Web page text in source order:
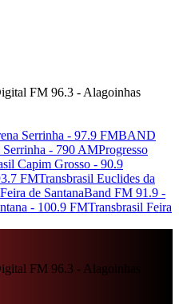
FM 96.3 - Alagoinhas
Serrinha - 97.9 FMBAND
Serrinha - 790 AMProgresso
Capim Grosso - 90.9
FMTransbrasil Euclides da
de SantanaBand FM 91.9 -
- 100.9 FMTransbrasil Feira
FM 96.3 - Alagoinhas